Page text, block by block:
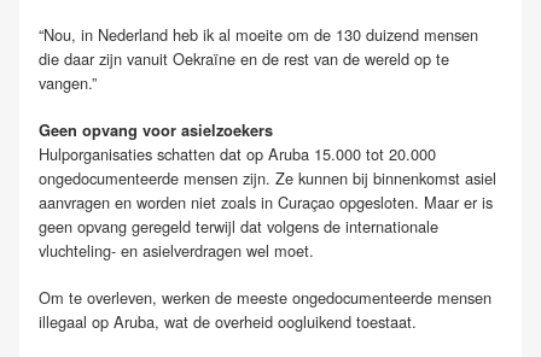
“Nou, in Nederland heb ik al moeite om de 130 duizend mensen
die daar zijn vanuit Oekraïne en de rest van de wereld op te
vangen.”
Geen opvang voor asielzoekers
Hulporganisaties schatten dat op Aruba 15.000 tot 20.000
ongedocumenteerde mensen zijn. Ze kunnen bij binnenkomst asiel
aanvragen en worden niet zoals in Curaçao opgesloten. Maar er is
geen opvang geregeld terwijl dat volgens de internationale
vluchteling- en asielverdragen wel moet.
Om te overleven, werken de meeste ongedocumenteerde mensen
illegaal op Aruba, wat de overheid oogluikend toestaat.